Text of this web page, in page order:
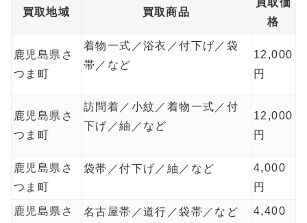
買取地域 買取商品
格
鹿児島県さ
つま町
着物一式／浴衣／付下げ／袋
帯／など
12,000
円
鹿児島県さ
つま町
訪問着／小紋／着物一式／付
下げ／紬／など
12,000
円
鹿児島県さ
つま町
袋帯／付下げ／紬／など
4,000
円
鹿児島県さ
名古屋帯／道行／袋帯／など
4,400